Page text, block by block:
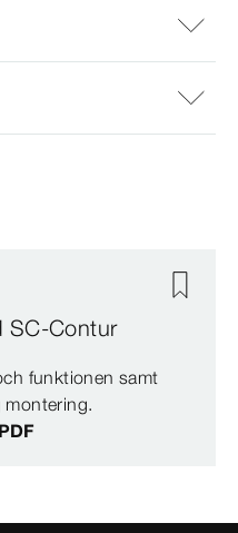
SC-Contur
funktionen samt
montering.